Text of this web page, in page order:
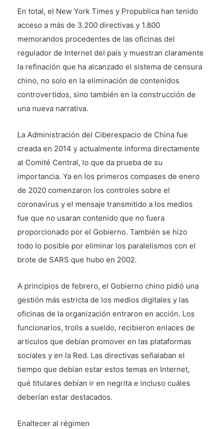
En total, el New York Times y Propublica han tenido
acceso a más de 3.200 directivas y 1.800
memorandos procedentes de las oficinas del
regulador de Internet del país y muestran claramente
la refinación que ha alcanzado el sistema de censura
chino, no solo en la eliminación de contenidos
controvertidos, sino también en la construcción de
una nueva narrativa.
La Administración del Ciberespacio de China fue
creada en 2014 y actualmente informa directamente
al Comité Central, lo que da prueba de su
importancia. Ya en los primeros compases de enero
de 2020 comenzaron los controles sobre el
coronavirus y el mensaje transmitido a los medios
fue que no usaran contenido que no fuera
proporcionado por el Gobierno. También se hizo
todo lo posible por eliminar los paralelismos con el
brote de SARS que hubo en 2002.
A principios de febrero, el Gobierno chino pidió una
gestión más estricta de los medios digitales y las
oficinas de la organización entraron en acción. Los
funcionarios, trolls a sueldo, recibieron enlaces de
artículos que debían promover en las plataformas
sociales y en la Red. Las directivas señalaban el
tiempo que debían estar estos temas en Internet,
qué titulares debían ir en negrita e incluso cuáles
deberían estar destacados.
Enaltecer al régimen